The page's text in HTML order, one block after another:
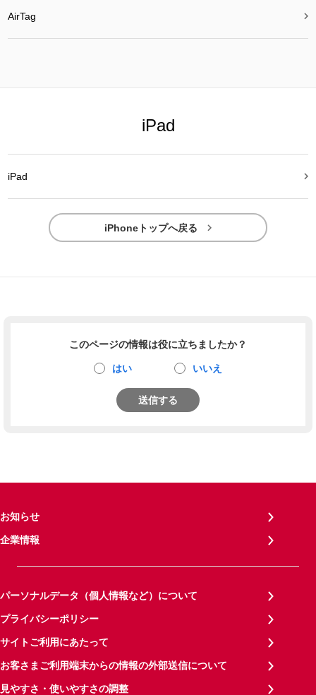
AirTag 
iPad
iPad 
iPhoneトップへ戻る 
このページの情報は役に立ちましたか？
はい いいえ
送信する
お知らせ
企業情報
パーソナルデータ（個人情報など）について
プライバシーポリシー
サイトご利用にあたって
お客さまご利用端末からの情報の外部送信について
見やすさ・使いやすさの調整